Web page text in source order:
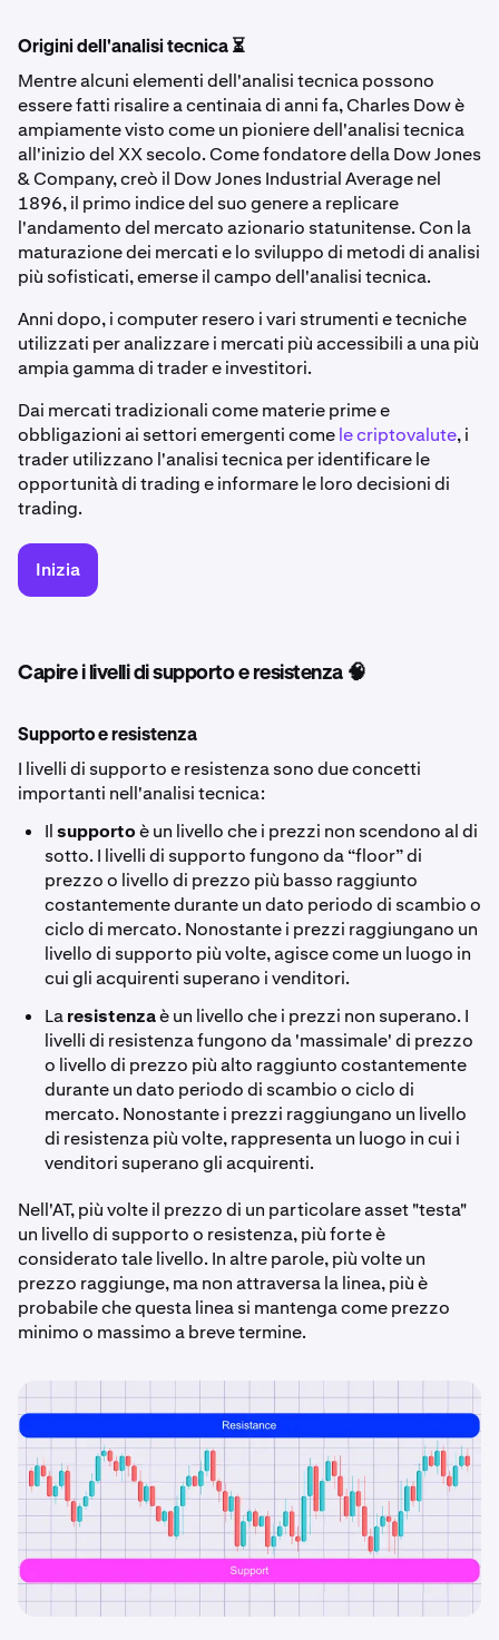
Origini dell'analisi tecnica ⏳
Mentre alcuni elementi dell'analisi tecnica possono
essere fatti risalire a centinaia di anni fa, Charles Dow è
ampiamente visto come un pioniere dell'analisi tecnica
all'inizio del XX secolo. Come fondatore della Dow Jones
& Company, creò il Dow Jones Industrial Average nel
1896, il primo indice del suo genere a replicare
l'andamento del mercato azionario statunitense. Con la
maturazione dei mercati e lo sviluppo di metodi di analisi
più sofisticati, emerse il campo dell'analisi tecnica.
Anni dopo, i computer resero i vari strumenti e tecniche
utilizzati per analizzare i mercati più accessibili a una più
ampia gamma di trader e investitori.
Dai mercati tradizionali come materie prime e
obbligazioni ai settori emergenti comele criptovalute, i
trader utilizzano l'analisi tecnica per identificare le
opportunità di trading e informare le loro decisioni di
trading.
Inizia
Capire i livelli di supporto e resistenza 🧠
Supporto e resistenza
I livelli di supporto e resistenza sono due concetti
importanti nell'analisi tecnica:
Ilsupportoè un livello che i prezzi non scendono al di
sotto. I livelli di supporto fungono da “floor” di
prezzo o livello di prezzo più basso raggiunto
costantemente durante un dato periodo di scambio o
ciclo di mercato. Nonostante i prezzi raggiungano un
livello di supporto più volte, agisce come un luogo in
cui gli acquirenti superano i venditori.
Laresistenzaè un livello che i prezzi non superano. I
livelli di resistenza fungono da 'massimale' di prezzo
o livello di prezzo più alto raggiunto costantemente
durante un dato periodo di scambio o ciclo di
mercato. Nonostante i prezzi raggiungano un livello
di resistenza più volte, rappresenta un luogo in cui i
venditori superano gli acquirenti.
Nell'AT, più volte il prezzo di un particolare asset "testa"
un livello di supporto o resistenza, più forte è
considerato tale livello. In altre parole, più volte un
prezzo raggiunge, ma non attraversa la linea, più è
probabile che questa linea si mantenga come prezzo
minimo o massimo a breve termine.